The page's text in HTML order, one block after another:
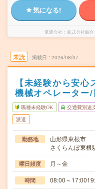
気になる!
派遣会社 株式会社綜
未読 掲載日 2026/08/07
【未経験から安
機械オペレーター
職種未経験OK 交通費別途
派遣
勤務地
山形県東根市
さくらんぼ東根
曜日頻度 月～金
時間 08:00～